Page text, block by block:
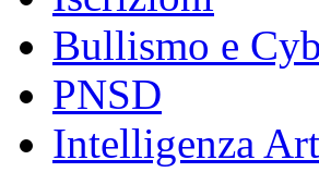
Bullismo e
PNSD
Intelligenza